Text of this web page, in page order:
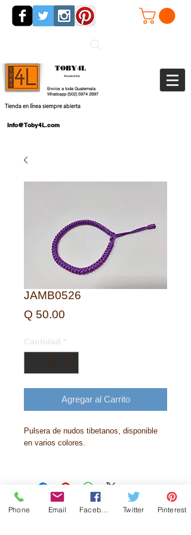
Envios a toda Guatemala
Whatsapp(502) 5974 2897
TOBY4L
Accesorios
Tienda en línea siempre abierta
Info@Toby4L.com
JAMB0526
Q 50.00
Agregar al Carrito
Pulsera de nudos tibetanos, disponible
en varios colores.
Historia
Phone Email Twitter Pinterest